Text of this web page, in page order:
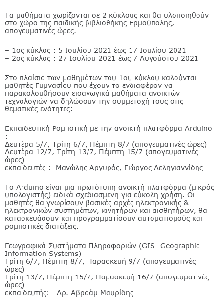
Τα μαθήματα χωρίζονται σε 2 κύκλους και θα υλοποιηθούν
στο χώρο της παιδικής βιβλιοθήκης Ερμούπολης,
απογευματινές ώρες.
– 1ος κύκλος : 5 Ιουλίου 2021 έως 17 Ιουλίου 2021
– 2ος κύκλος : 27 Ιουλίου 2021 έως 7 Αυγούστου 2021
Στο πλαίσιο των μαθημάτων του 1ου κύκλου καλούνται
μαθητές Γυμνασίου που έχουν το ενδιαφέρον να
παρακολουθήσουν εισαγωγικά μαθήματα ανοικτών
τεχνολογιών να δηλώσουν την συμμετοχή τους στις
θεματικές ενότητες:
Εκπαιδευτική Ρομποτική με την ανοικτή πλατφόρμα Arduino
:
Δευτέρα 5/7, Τρίτη 6/7, Πέμπτη 8/7 (απογευματινές ώρες)
Δευτέρα 12/7, Τρίτη 13/7, Πέμπτη 15/7 (απογευματινές
ώρες)
εκπαιδευτές : Μανώλης Αργυρός, Γιώργος Δεληγιαννίδης
Το Arduino είναι μια πρωτότυπη ανοικτή πλατφόρμα (μικρός
υπολογιστής) ειδικά σχεδιασμένη για εύκολη χρήση. Οι
μαθητές θα γνωρίσουν βασικές αρχές ηλεκτρονικής &
ηλεκτρονικών συστημάτων, κινητήρων και αισθητήρων, θα
κατασκευάσουν και προγραμματίσουν αυτοματισμούς και
ρομποτικές διατάξεις.
Γεωγραφικά Συστήματα Πληροφοριών (GIS- Geographic
Information Systems)
Τρίτη 6/7, Πέμπτη 8/7, Παρασκευή 9/7 (απογευματινές
ώρες)
Τρίτη 13/7, Πέμπτη 15/7, Παρασκευή 16/7 (απογευματινές
ώρες)
εκπαιδευτής: Δρ. Αβραάμ Μαυρίδης